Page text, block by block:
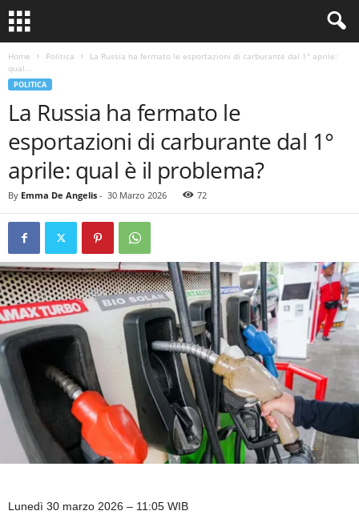
Home Politica
La Russia ha fermato le esportazioni di carburante dal 1° aprile:
qual...
POLITICA
La Russia ha fermato le
esportazioni di carburante dal 1°
aprile: qual è il problema?
By Emma De Angelis - 30 Marzo 2026 72
Lunedì 30 marzo 2026 – 11:05 WIB